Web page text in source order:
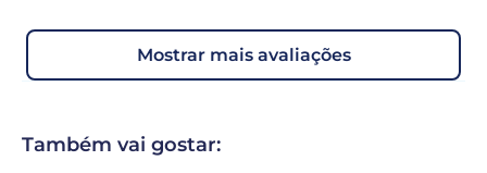
mostrar mais avaliações
Também vai gostar: